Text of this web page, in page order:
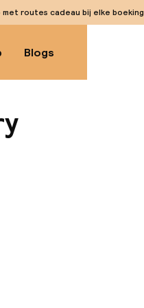
met routes cadeau bij elke boeking
Blogs